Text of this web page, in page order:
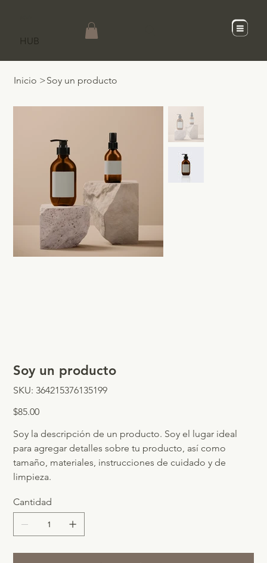
HUB
Inicio >Soy un producto
Soy un producto
SKU: SKU
364215376135199
364215376135199
Precio
$85.00
Soy la descripción de un producto. Soy el lugar ideal
para agregar detalles sobre tu producto, así como
tamaño, materiales, instrucciones de cuidado y de
limpieza.
Cantidad